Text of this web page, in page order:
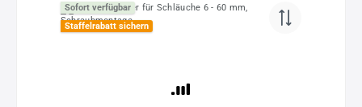
Sofort verfügbar
Staffelrabatt sichern